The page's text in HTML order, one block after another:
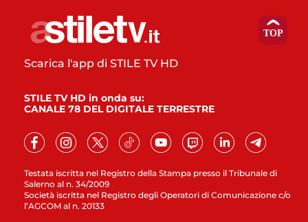
Testata iscritta nel Registro della Stampa presso il Tribunale di
Salerno al n. 34/2009
Società iscritta nel Registro degli Operatori di Comunicazione c/o
l’AGCOM al n. 20133
Scarica l'app di STILE TV HD
STILE TV HD in onda su:
CANALE 78 DEL DIGITALE TERRESTRE